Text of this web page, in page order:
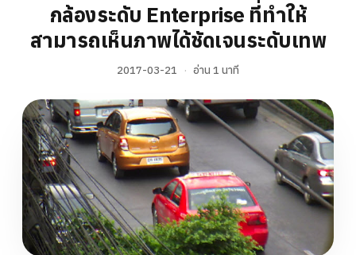
กล้องระดับ Enterprise ที่ทำให้
สามารถเห็นภาพได้ชัดเจนระดับเทพ
2017-03-21 · อ่าน 1 นาที